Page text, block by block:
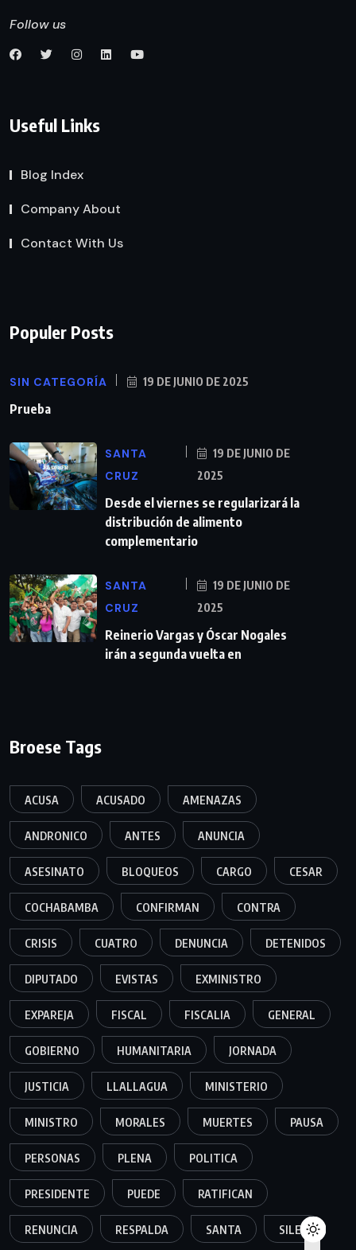
Follow us
Useful Links
Blog Index
Company About
Contact With Us
Populer Posts
SIN CATEGORÍA 19 DE JUNIO DE 2025
Prueba
SANTA
CRUZ
19 DE JUNIO DE
2025
Desde el viernes se regularizará la
distribución de alimento
complementario
SANTA
CRUZ
19 DE JUNIO DE
2025
Reinerio Vargas y Óscar Nogales
irán a segunda vuelta en
Broese Tags
ACUSA ACUSADO AMENAZAS
ANDRONICO ANTES ANUNCIA
ASESINATO BLOQUEOS CARGO CESAR
COCHABAMBA CONFIRMAN CONTRA
CRISIS CUATRO DENUNCIA DETENIDOS
DIPUTADO EVISTAS EXMINISTRO
EXPAREJA FISCAL FISCALIA GENERAL
GOBIERNO HUMANITARIA JORNADA
JUSTICIA LLALLAGUA MINISTERIO
MINISTRO MORALES MUERTES PAUSA
PERSONAS PLENA POLITICA
PRESIDENTE PUEDE RATIFICAN
RENUNCIA RESPALDA SANTA SILES